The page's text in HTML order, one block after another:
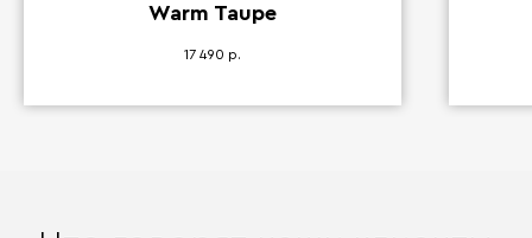
Warm Taupe
17 490 р.